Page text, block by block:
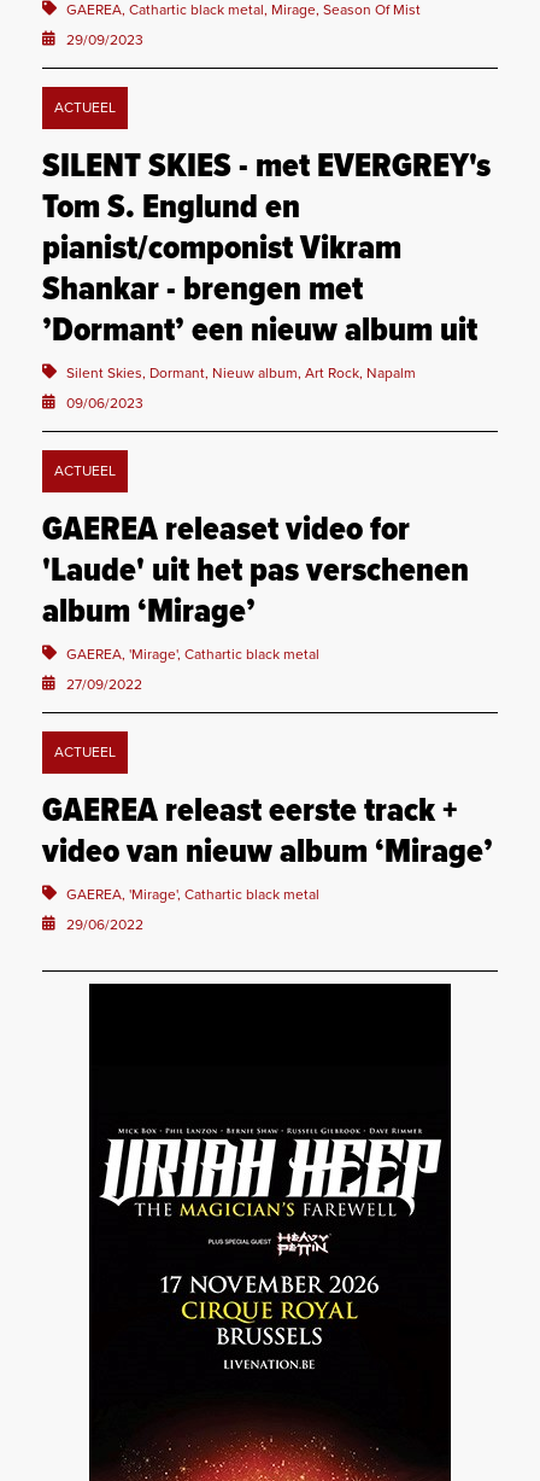
GAEREA, Cathartic black metal, Mirage, Season Of Mist
29/09/2023
ACTUEEL
SILENT SKIES - met EVERGREY's
Tom S. Englund en
pianist/componist Vikram
Shankar - brengen met
’Dormant’ een nieuw album uit
Silent Skies, Dormant, Nieuw album, Art Rock, Napalm
09/06/2023
ACTUEEL
GAEREA releaset video for
'Laude' uit het pas verschenen
album ‘Mirage’
GAEREA, 'Mirage', Cathartic black metal
27/09/2022
ACTUEEL
GAEREA releast eerste track +
video van nieuw album ‘Mirage’
GAEREA, 'Mirage', Cathartic black metal
29/06/2022